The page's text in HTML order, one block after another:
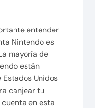
entender
Nintendo es
mayoría de
están
Unidos
canjear tu
en esta